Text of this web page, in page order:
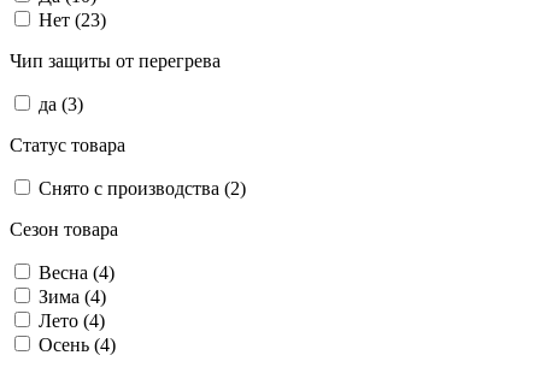
Нет (23)
Чип защиты от перегрева
да (3)
Статус товара
Снято с производства (2)
Сезон товара
Весна (4)
Зима (4)
Лето (4)
Осень (4)